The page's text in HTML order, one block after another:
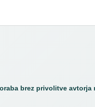
brez privolitve avtorja